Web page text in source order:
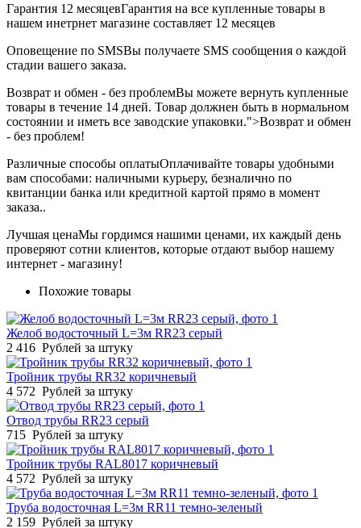
Гарантия 12 месяцевГарантия на все купленные товары в
нашем инетрнет магазине составляет 12 месяцев
Оповещение по SMSВы получаете SMS сообщения о каждой
стадии вашего заказа.
Возврат и обмен - без проблемВы можете вернуть купленные
товары в течение 14 дней. Товар должнен быть в нормальном
состоянии и иметь все заводские упаковки.">Возврат и обмен
- без проблем!
Различные способы оплатыОплачивайте товары удобными
вам способами: наличными курьеру, безналично по
квитанции банка или кредитной картой прямо в момент
заказа..
Лучшая ценаМы гордимся нашими ценами, их каждый день
проверяют сотни клиентов, которые отдают выбор нашему
интернет - магазину!
Похожие товары
Желоб водосточный L=3м RR23 серый
2 416 Рублей за штуку
Тройник трубы RR32 коричневый
4 572 Рублей за штуку
Отвод трубы RR23 серый
715 Рублей за штуку
Тройник трубы RAL8017 коричневый
4 572 Рублей за штуку
Труба водосточная L=3м RR11 темно-зеленый
2 159 Рублей за штуку